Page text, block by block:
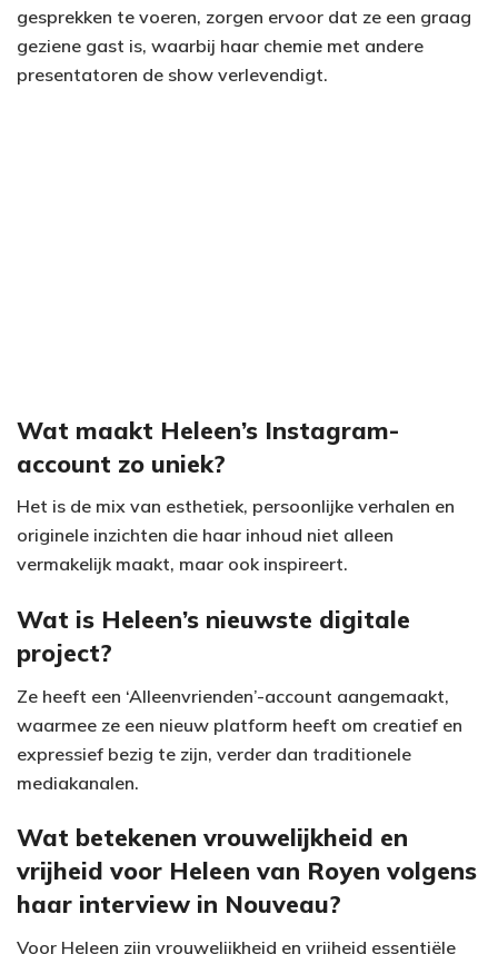
gesprekken te voeren, zorgen ervoor dat ze een graag
geziene gast is, waarbij haar chemie met andere
presentatoren de show verlevendigt.
Wat maakt Heleen’s Instagram-
account zo uniek?
Het is de mix van esthetiek, persoonlijke verhalen en
originele inzichten die haar inhoud niet alleen
vermakelijk maakt, maar ook inspireert.
Wat is Heleen’s nieuwste digitale
project?
Ze heeft een ‘Alleenvrienden’-account aangemaakt,
waarmee ze een nieuw platform heeft om creatief en
expressief bezig te zijn, verder dan traditionele
mediakanalen.
Wat betekenen vrouwelijkheid en
vrijheid voor Heleen van Royen volgens
haar interview in Nouveau?
Voor Heleen zijn vrouwelijkheid en vrijheid essentiële